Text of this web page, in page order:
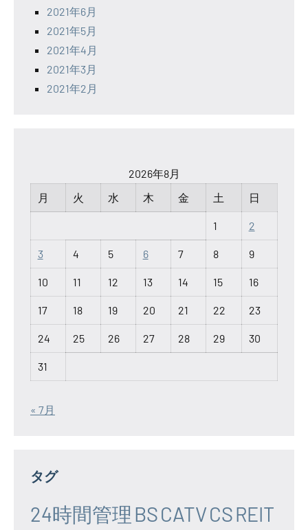
2021年6月
2021年5月
2021年4月
2021年3月
2021年2月
2026年8月
月
火 水 木 金 土 日
1 2
3 4 5 6 7 8 9
10 11 12 13 14 15 16
17 18 19 20 21 22 23
24 25 26 27 28 29 30
31
« 7月
タグ
24時間管理 BSCATVCSREIT